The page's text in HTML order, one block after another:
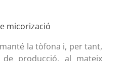
micorizació
la tòfona i, per tant,
producció, al mateix